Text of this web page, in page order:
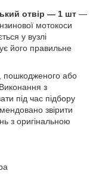
отвір — 1 шт —
мотокоси
у вузлі
його правильне
пошкодженого або
з
під час підбору
звірити
з оригінальною